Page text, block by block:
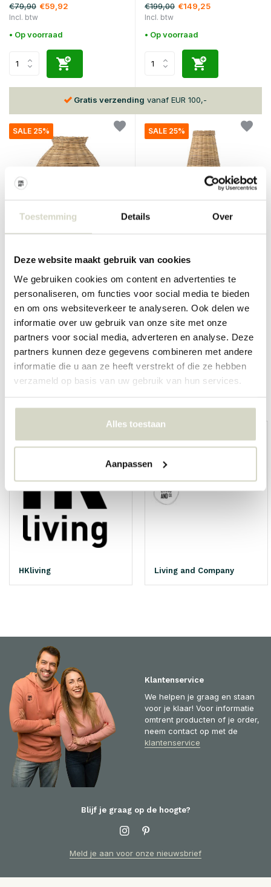
Toestemming Details Over
Deze website maakt gebruik van cookies
We gebruiken cookies om content en advertenties te
personaliseren, om functies voor social media te bieden
en om ons websiteverkeer te analyseren. Ook delen we
informatie over uw gebruik van onze site met onze
partners voor social media, adverteren en analyse. Deze
partners kunnen deze gegevens combineren met andere
informatie die u aan ze heeft verstrekt of die ze hebben
verzameld op basis van uw gebruik van hun services.
Alles toestaan
Aanpassen
€79,90 €59,92
Incl. btw
• Op voorraad
€199,00 €149,25
Incl. btw
• Op voorraad
Gratis verzending vanaf EUR 100,-
SALE 25%
€84,90 €63,67
• Op voorraad
SALE 25%
Ottine lantaarn
€94,90 €71,17
Incl. btw
• Op voorraad
HKliving Living and Company
Klantenservice
We helpen je graag en staan
voor je klaar! Voor informatie
omtrent producten of je order,
neem contact op met de
klantenservice
Blijf je graag op de hoogte?
Meld je aan voor onze nieuwsbrief